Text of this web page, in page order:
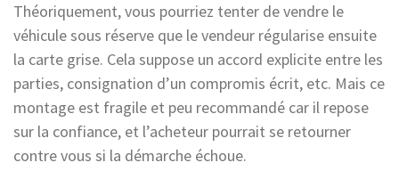
Théoriquement, vous pourriez tenter de vendre le
véhicule sous réserve que le vendeur régularise ensuite
la carte grise. Cela suppose un accord explicite entre les
parties, consignation d’un compromis écrit, etc. Mais ce
montage est fragile et peu recommandé car il repose
sur la confiance, et l’acheteur pourrait se retourner
contre vous si la démarche échoue.